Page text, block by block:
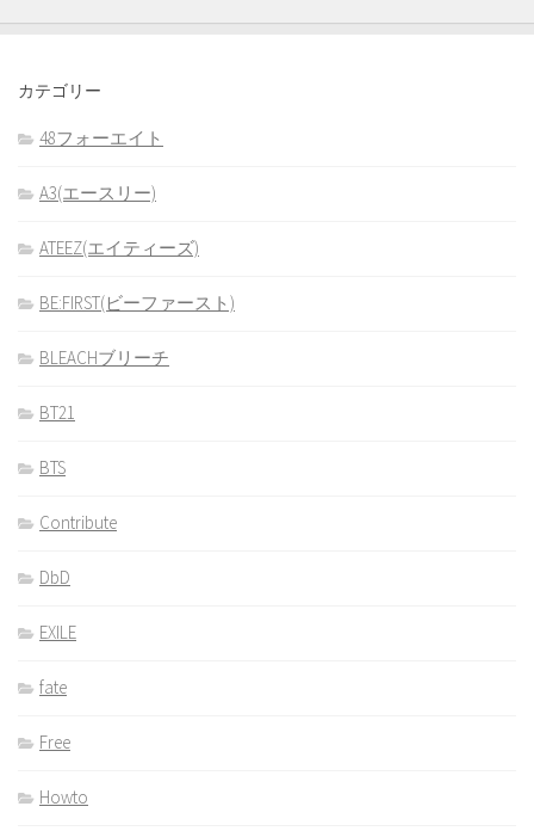
カテゴリー
48フォーエイト
A3(エースリー)
ATEEZ(エイティーズ)
BE:FIRST(ビーファースト)
BLEACHブリーチ
BT21
BTS
Contribute
DbD
EXILE
fate
Free
Howto